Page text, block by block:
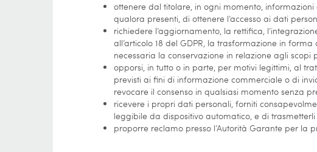
ottenere dal titolare, in ogni momento,
qualora presenti, di ottenere l’accesso ai dati
richiedere l’aggiornamento, la rettifica,
all’articolo 18 del GDPR, la trasformazione in
necessaria la conservazione in relazione agli
opporsi, in tutto o in parte, per motivi legittimi, al
previsti ai fini di informazione commerciale o di
revocare il consenso in qualsiasi momento senza
ricevere i propri dati personali, forniti
leggibile da dispositivo automatico, e di
proporre reclamo presso l’Autorità Garante per la